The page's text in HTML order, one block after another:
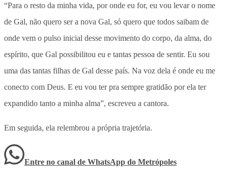
“Para o resto da minha vida, por onde eu for, eu vou levar o nome
de Gal, não quero ser a nova Gal, só quero que todos saibam de
onde vem o pulso inicial desse movimento do corpo, da alma, do
espírito, que Gal possibilitou eu e tantas pessoa de sentir. Eu sou
uma das tantas filhas de Gal desse país. Na voz dela é onde eu me
conecto com Deus. E eu vou ter pra sempre gratidão por ela ter
expandido tanto a minha alma”, escreveu a cantora.
Em seguida, ela relembrou a própria trajetória.
Entre no canal de WhatsApp do Metrópoles